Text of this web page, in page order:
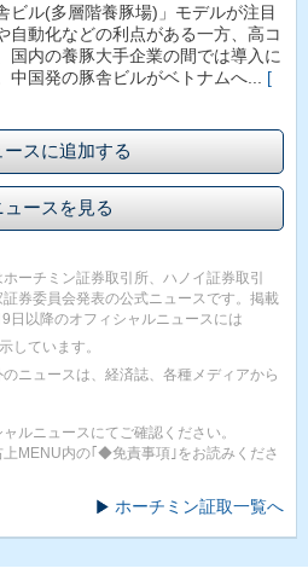
ル(多層階養豚場)」モデルが注目
自動化などの利点がある一方、高コ
国内の養豚大手企業の間では導入に
中国発の豚舎ビルがベトナムへ... [
スに追加する
ュースを見る
ーチミン証券取引所、ハノイ証券取引
券委員会発表の公式ニュースです。掲載
日以降のオフィシャルニュースには
しています。
ニュースは、経済誌、各種メディアから
ルニュースにてご確認ください。
MENU内の｢◆免責事項｣をお読みくださ
ホーチミン証取一覧へ